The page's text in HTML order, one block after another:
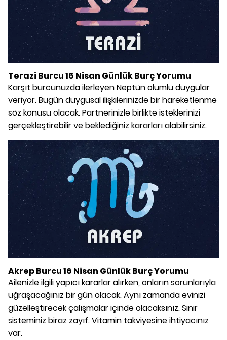
Terazi Burcu 16 Nisan Günlük Burç Yorumu
Karşıt burcunuzda ilerleyen Neptün olumlu duygular
veriyor. Bugün duygusal ilişkilerinizde bir hareketlenme
söz konusu olacak. Partnerinizle birlikte isteklerinizi
gerçekleştirebilir ve beklediğiniz kararları alabilirsiniz.
Akrep Burcu 16 Nisan Günlük Burç Yorumu
Ailenizle ilgili yapıcı kararlar alırken, onların sorunlarıyla
uğraşacağınız bir gün olacak. Aynı zamanda evinizi
güzelleştirecek çalışmalar içinde olacaksınız. Sinir
sisteminiz biraz zayıf. Vitamin takviyesine ihtiyacınız
var.